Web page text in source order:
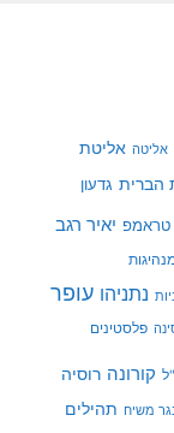
אליטה אליטת
הברית גדעון
טראמפ יאיר רגב
נתניהו עופר
פלסטינים
קורונה רוסיה
משיח תהילים